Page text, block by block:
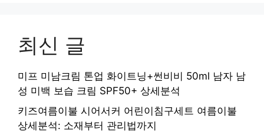
최신 글
미프 미남크림 톤업 화이트닝+썬비비 50ml 남자 남
성 미백 보습 크림 SPF50+ 상세분석
키즈여름이불 시어서커 어린이침구세트 여름이불
상세분석: 소재부터 관리법까지